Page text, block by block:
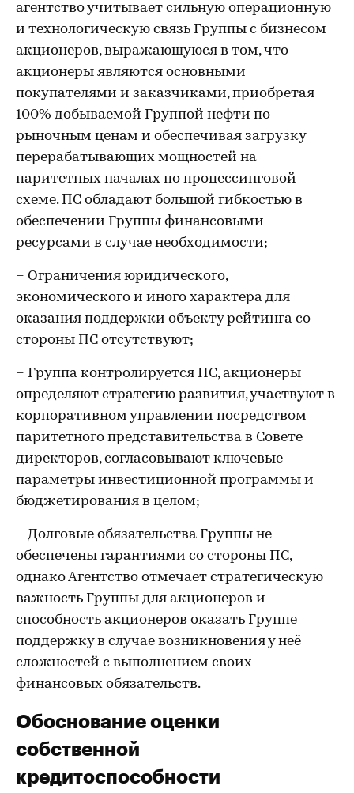
агентство учитывает сильную операционную
и технологическую связь Группы с бизнесом
акционеров, выражающуюся в том, что
акционеры являются основными
покупателями и заказчиками, приобретая
100% добываемой Группой нефти по
рыночным ценам и обеспечивая загрузку
перерабатывающих мощностей на
паритетных началах по процессинговой
схеме. ПС обладают большой гибкостью в
обеспечении Группы финансовыми
ресурсами в случае необходимости;
– Ограничения юридического,
экономического и иного характера для
оказания поддержки объекту рейтинга со
стороны ПС отсутствуют;
– Группа контролируется ПС, акционеры
определяют стратегию развития, участвуют в
корпоративном управлении посредством
паритетного представительства в Совете
директоров, согласовывают ключевые
параметры инвестиционной программы и
бюджетирования в целом;
– Долговые обязательства Группы не
обеспечены гарантиями со стороны ПС,
однако Агентство отмечает стратегическую
важность Группы для акционеров и
способность акционеров оказать Группе
поддержку в случае возникновения у неё
сложностей с выполнением своих
финансовых обязательств.
Обоснование оценки
собственной
кредитоспособности